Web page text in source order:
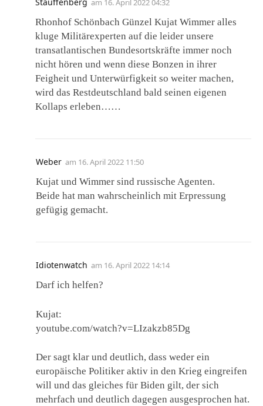
Stauffenberg am 16. April 2022 04:32
Rhonhof Schönbach Günzel Kujat Wimmer alles
kluge Militärexperten auf die leider unsere
transatlantischen Bundesortskräfte immer noch
nicht hören und wenn diese Bonzen in ihrer
Feigheit und Unterwürfigkeit so weiter machen,
wird das Restdeutschland bald seinen eigenen
Kollaps erleben……
Weber am 16. April 2022 11:50
Kujat und Wimmer sind russische Agenten.
Beide hat man wahrscheinlich mit Erpressung
gefügig gemacht.
Idiotenwatch am 16. April 2022 14:14
Darf ich helfen?
Kujat:
youtube.com/watch?v=LIzakzb85Dg
Der sagt klar und deutlich, dass weder ein
europäische Politiker aktiv in den Krieg eingreifen
will und das gleiches für Biden gilt, der sich
mehrfach und deutlich dagegen ausgesprochen hat.